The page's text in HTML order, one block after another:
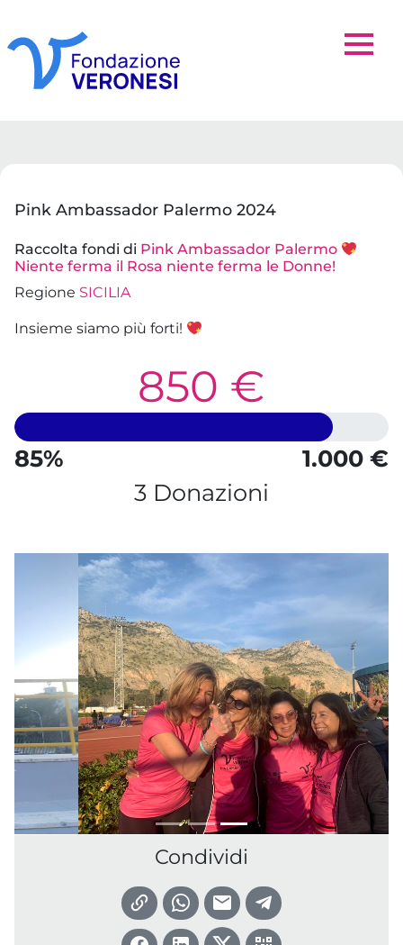
Pink Ambassador Palermo 2024
Raccolta fondi di Pink Ambassador Palermo
Niente ferma il Rosa niente ferma le Donne!
Regione SICILIA
Insieme siamo più forti!
850 €
85%
1.000 €
3 Donazioni
Condividi